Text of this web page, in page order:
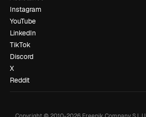
Instagram
YouTube
LinkedIn
TikTok
Discord
X
Reddit